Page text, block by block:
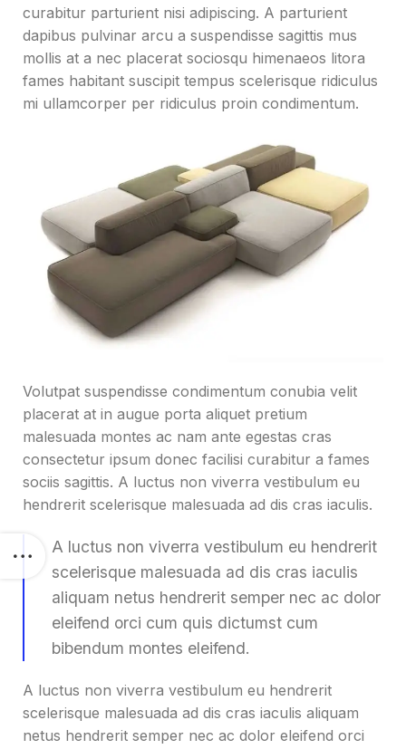
curabitur parturient nisi adipiscing. A parturient
dapibus pulvinar arcu a suspendisse sagittis mus
mollis at a nec placerat sociosqu himenaeos litora
fames habitant suscipit tempus scelerisque ridiculus
mi ullamcorper per ridiculus proin condimentum.
Volutpat suspendisse condimentum conubia velit
placerat at in augue porta aliquet pretium
malesuada montes ac nam ante egestas cras
consectetur ipsum donec facilisi curabitur a fames
sociis sagittis. A luctus non viverra vestibulum eu
hendrerit scelerisque malesuada ad dis cras iaculis.
A luctus non viverra vestibulum eu hendrerit
scelerisque malesuada ad dis cras iaculis
aliquam netus hendrerit semper nec ac dolor
eleifend orci cum quis dictumst cum
bibendum montes eleifend.
A luctus non viverra vestibulum eu hendrerit
scelerisque malesuada ad dis cras iaculis aliquam
netus hendrerit semper nec ac dolor eleifend orci